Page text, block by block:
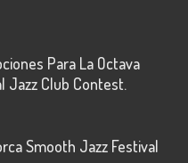
Para La Octava
Jazz Club Contest.
Smooth Jazz Festival